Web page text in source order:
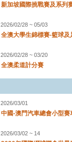
新加坡國際挑戰賽及系列
2026/02/28 ~ 05/03
全澳大學生錦標賽-籃球及
2026/02/28 ~ 03/20
全澳柔道計分賽
2026/03/01
中國-澳門汽車總會小型
2026/03/02 ~ 14